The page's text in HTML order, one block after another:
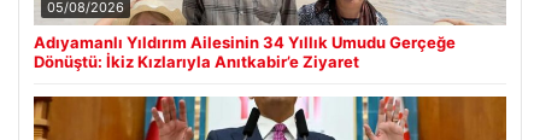
05/08/2026
Adıyamanlı Yıldırım Ailesinin 34 Yıllık Umudu Gerçeğe
Dönüştü: İkiz Kızlarıyla Anıtkabir’e Ziyaret